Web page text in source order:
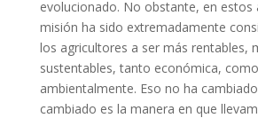
evolucionado. No obstante, en estos
misión ha sido extremadamente
los agricultores a ser más rentables,
sustentables, tanto económica, como
ambientalmente. Eso no ha
cambiado es la manera en que